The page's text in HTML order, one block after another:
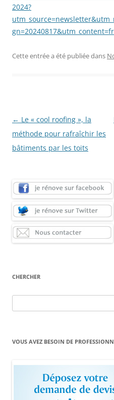
2024?
Cette entrée a été publiée dans
Navigation
des
articles
← Le « cool roofing », la
méthode pour rafraîchir les
bâtiments par les toits
CHERCHER
VOUS AVEZ BESOIN DE